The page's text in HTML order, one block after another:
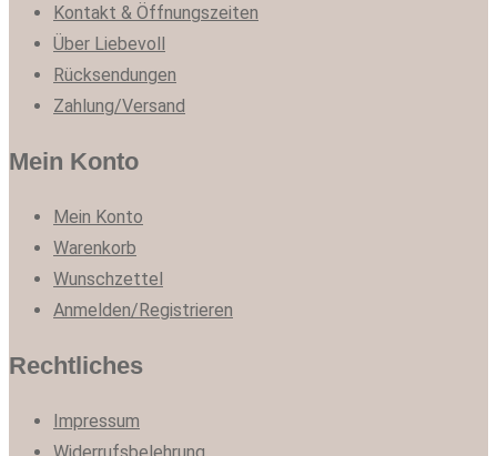
Kontakt & Öffnungszeiten
Über Liebevoll
Rücksendungen
Zahlung/Versand
Mein Konto
Mein Konto
Warenkorb
Wunschzettel
Anmelden/Registrieren
Rechtliches
Impressum